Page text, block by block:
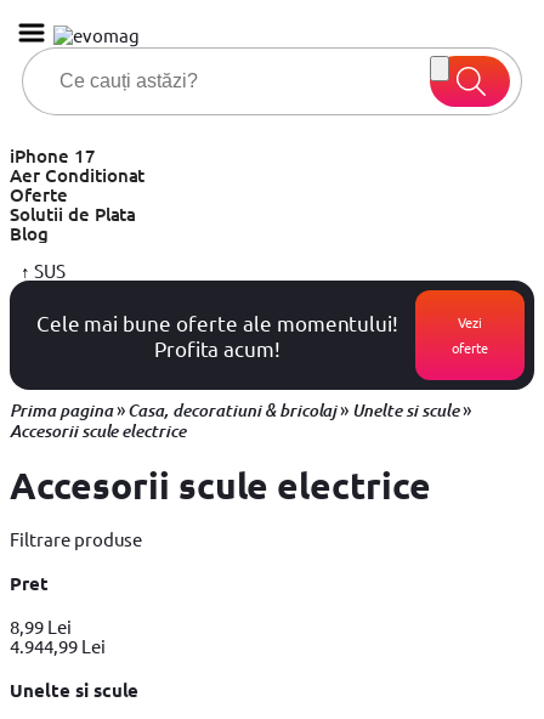
iPhone 17
Aer Conditionat
Oferte
Solutii de Plata
Blog
↑ SUS
Cele mai bune oferte ale momentului!
Profita acum!
Vezi
oferte
Prima pagina»Casa, decoratiuni & bricolaj» Unelte si scule»
Accesorii scule electrice
Accesorii scule electrice
Filtrare produse
Pret
8,99 Lei
4.944,99 Lei
Unelte si scule